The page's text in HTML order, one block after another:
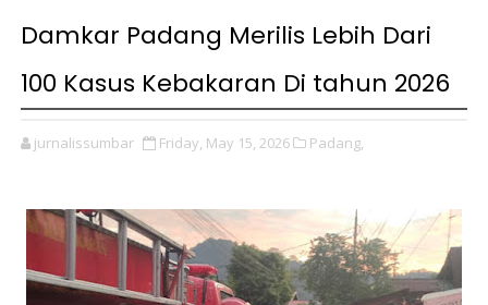
Damkar Padang Merilis Lebih Dari
100 Kasus Kebakaran Di tahun 2026
jurnalissumbar Friday, May 15, 2026 Padang,